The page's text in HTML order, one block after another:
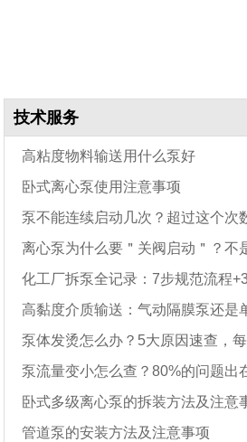
技术服务
高粘度物料输送用什么泵好
卧式离心泵使用注意事项
泵不能连续启动几次？超过这个次
离心泵为什么要＂关阀启动＂？不
原因化工厂拆泵全记录：7步规范流程
高黏度介质输送：气动隔膜泵还是
参数泵体发烫怎么办？5大原因速查，
泵流量变小怎么查？80%的问题出
卧式多级离心泵的拆装方法及注意
管道泵的安装方法及注意事项